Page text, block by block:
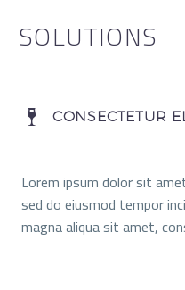
SOLUTIONS
CONSECTETUR
Lorem ipsum dolor sit
sed do eiusmod tempor
magna aliqua sit amet,